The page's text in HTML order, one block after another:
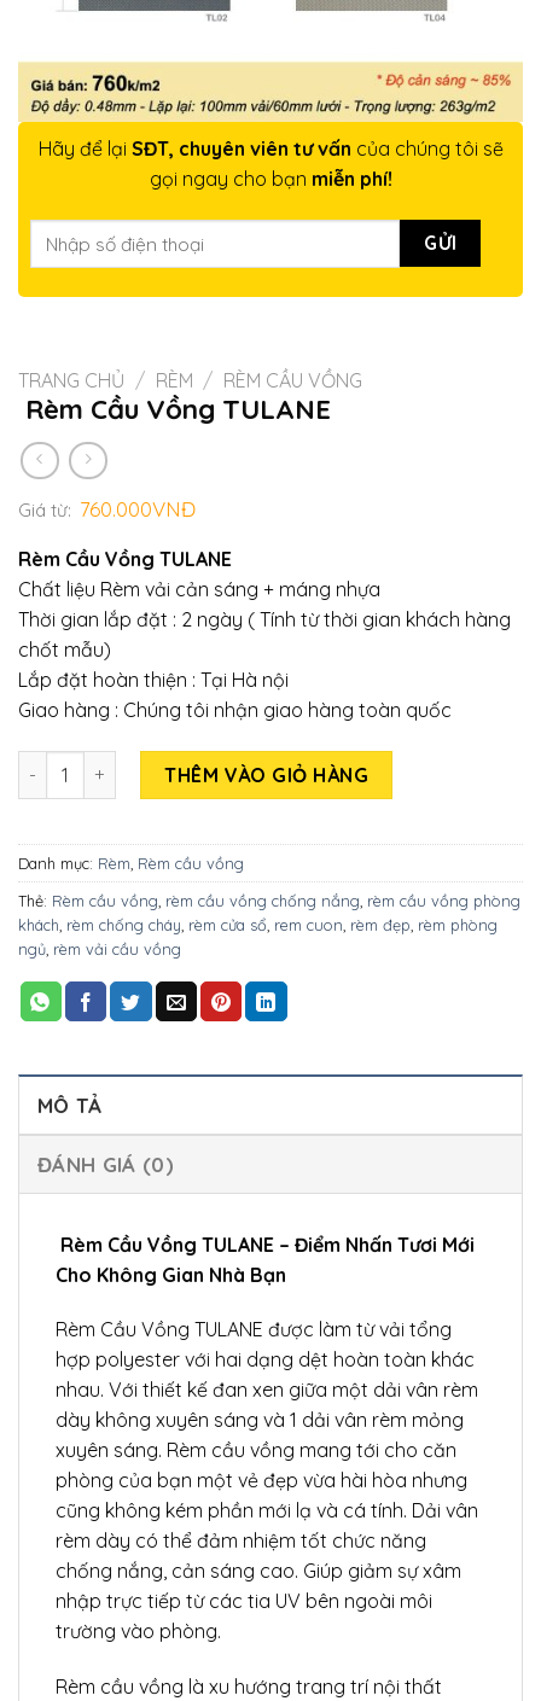
Hãy để lại SĐT, chuyên viên tư vấn của chúng tôi sẽ
gọi ngay cho bạn miễn phí!
TRANG CHỦ / RÈM / RÈM CẦU VỒNG
Rèm Cầu Vồng TULANE
Giá từ: 760.000VNĐ
Rèm Cầu Vồng TULANE
Chất liệu Rèm vải cản sáng + máng nhựa
Thời gian lắp đặt : 2 ngày ( Tính từ thời gian khách hàng
chốt mẫu)
Lắp đặt hoàn thiện : Tại Hà nội
Giao hàng : Chúng tôi nhận giao hàng toàn quốc
Số lượng THÊM VÀO GIỎ HÀNG
Danh mục: Rèm Rèm cầu vồng
Thẻ: Rèm cầu vồng rèm cầu vồng chống nắng rèm cầu vồng phòng
khách rèm chống cháy rèm cửa sổ rem cuon rèm đẹp rèm phòng
ngủ rèm vải cầu vồng
MÔ TẢ
ĐÁNH GIÁ (0)
Rèm Cầu Vồng TULANE – Điểm Nhấn Tươi Mới
Cho Không Gian Nhà Bạn
Rèm Cầu Vồng TULANE được làm từ vải tổng
hợp polyester với hai dạng dệt hoàn toàn khác
nhau. Với thiết kế đan xen giữa một dải vân rèm
dày không xuyên sáng và 1 dải vân rèm mỏng
xuyên sáng. Rèm cầu vồng mang tới cho căn
phòng của bạn một vẻ đẹp vừa hài hòa nhưng
cũng không kém phần mới lạ và cá tính. Dải vân
rèm dày có thể đảm nhiệm tốt chức năng
chống nắng, cản sáng cao. Giúp giảm sự xâm
nhập trực tiếp từ các tia UV bên ngoài môi
trường vào phòng.
Rèm cầu vồng là xu hướng trang trí nội thất